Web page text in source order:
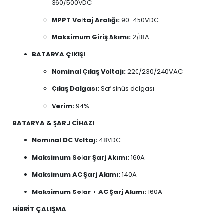
360/500VDC
MPPT Voltaj Aralığı:90-450VDC
Maksimum Giriş Akımı:2/18A
BATARYA ÇIKIŞI
Nominal Çıkış Voltajı:220/230/240VAC
Çıkış Dalgası:Saf sinüs dalgası
Verim:94%
BATARYA & ŞARJ CİHAZI
Nominal DC Voltaj: 48VDC
Maksimum Solar Şarj Akımı:160A
Maksimum AC Şarj Akımı:140A
Maksimum Solar + AC Şarj Akımı:160A
HİBRİT ÇALIŞMA